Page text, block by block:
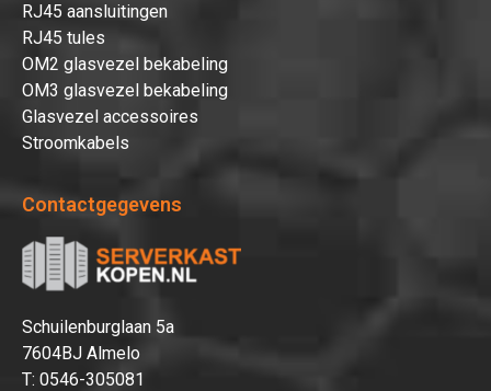
RJ45 aansluitingen
RJ45 tules
OM2 glasvezel bekabeling
OM3 glasvezel bekabeling
Glasvezel accessoires
Stroomkabels
Contactgegevens
Schuilenburglaan 5a
7604BJ Almelo
T: 0546-305081